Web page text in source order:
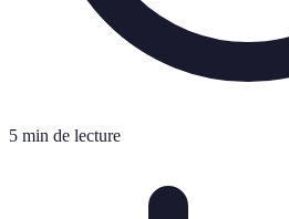
5 min de lecture